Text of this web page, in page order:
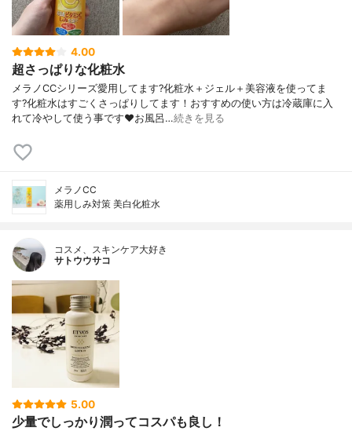
4.00
超さっぱりな化粧水
メラノCCシリーズ愛用してます?化粧水＋ジェル＋美容液を使ってま
す?化粧水はすごくさっぱりしてます！おすすめの使い方は冷蔵庫に入
れて冷やして使う事です❤️お風呂…続きを見る
メラノCC
薬用しみ対策 美白化粧水
コスメ、スキンケア大好き
サトウウサコ
5.00
少量でしっかり潤ってコスパも良し！